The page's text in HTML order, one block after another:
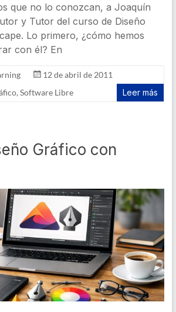
que no lo conozcan, a Joaquín
y Tutor del curso de Diseño
Lo primero, ¿cómo hemos
con él? En
12 de abril de 2011
, Software Libre Leer más
Gráfico con